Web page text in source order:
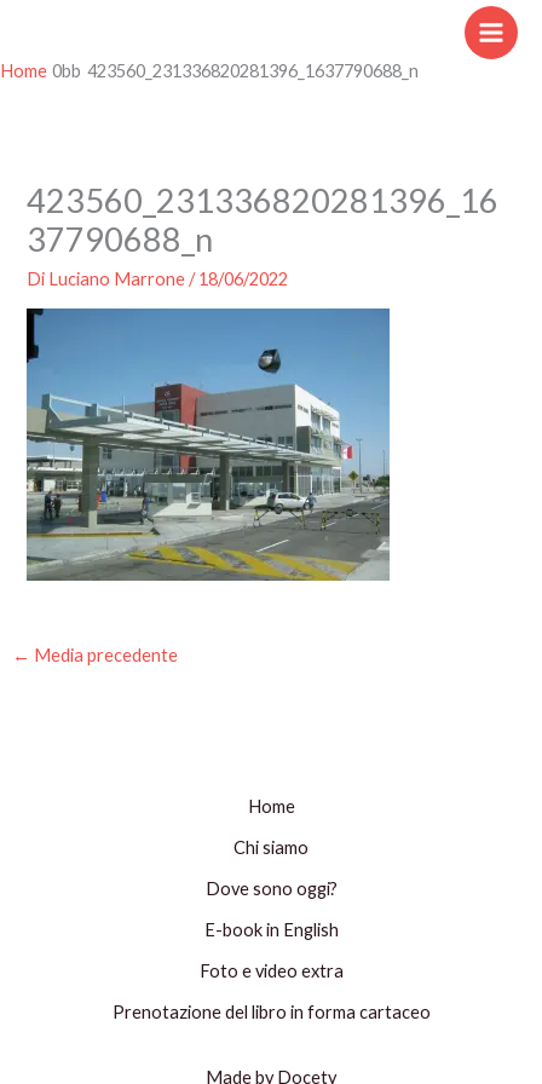
contenuto
Home 423560_231336820281396_1637790688_n
423560_231336820281396_16
37790688_n
Di Luciano Marrone/18/06/2022
← Media precedente
Home
Chi siamo
Dove sono oggi?
E-book in English
Foto e video extra
Prenotazione del libro in forma cartaceo
Made by Docety